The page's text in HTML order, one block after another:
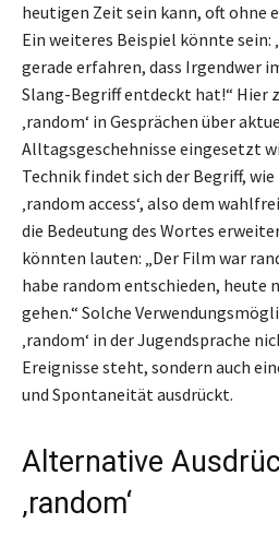
heutigen Zeit sein kann, oft ohne
Ein weiteres Beispiel könnte sein:
gerade erfahren, dass Irgendwer
Slang-Begriff entdeckt hat!“ Hier
‚random‘ in Gesprächen über
Alltagsgeschehnisse eingesetzt
Technik findet sich der Begriff,
‚random access‘, also dem
die Bedeutung des Wortes
könnten lauten: „Der Film war
habe random entschieden, heute
gehen.“ Solche
‚random‘ in der Jugendsprache
Ereignisse steht, sondern auch
und Spontaneität ausdrückt.
Alternative
‚random‘